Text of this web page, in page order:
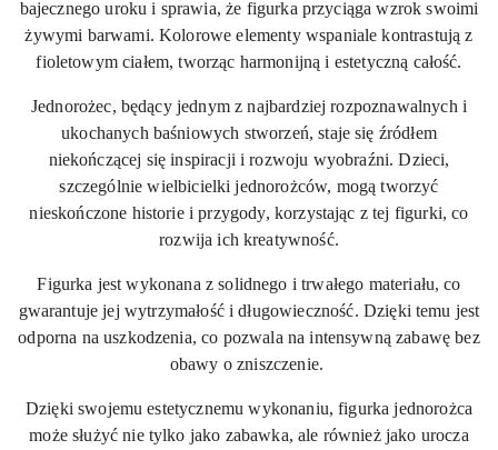
bajecznego uroku i sprawia, że figurka przyciąga wzrok swoimi
żywymi barwami. Kolorowe elementy wspaniale kontrastują z
fioletowym ciałem, tworząc harmonijną i estetyczną całość.
Jednorożec, będący jednym z najbardziej rozpoznawalnych i
ukochanych baśniowych stworzeń, staje się źródłem
niekończącej się inspiracji i rozwoju wyobraźni. Dzieci,
szczególnie wielbicielki jednorożców, mogą tworzyć
nieskończone historie i przygody, korzystając z tej figurki, co
rozwija ich kreatywność.
Figurka jest wykonana z solidnego i trwałego materiału, co
gwarantuje jej wytrzymałość i długowieczność. Dzięki temu jest
odporna na uszkodzenia, co pozwala na intensywną zabawę bez
obawy o zniszczenie.
Dzięki swojemu estetycznemu wykonaniu, figurka jednorożca
może służyć nie tylko jako zabawka, ale również jako urocza